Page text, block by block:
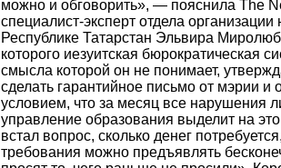
можно и обговорить», — пояснила The
специалист-эксперт отдела организации
Республике Татарстан Эльвира
которого иезуитская бюрократическая
смысла которой он не понимает,
сделать гарантийное письмо от мэрии и
условием, что за месяц все нарушения
управление образования выделит на
встал вопрос, сколько денег
требования можно предъявлять